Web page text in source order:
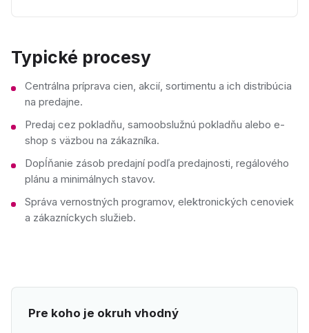
Typické procesy
Centrálna príprava cien, akcií, sortimentu a ich distribúcia
na predajne.
Predaj cez pokladňu, samoobslužnú pokladňu alebo e-
shop s väzbou na zákazníka.
Dopĺňanie zásob predajní podľa predajnosti, regálového
plánu a minimálnych stavov.
Správa vernostných programov, elektronických cenoviek
a zákazníckych služieb.
Pre koho je okruh vhodný